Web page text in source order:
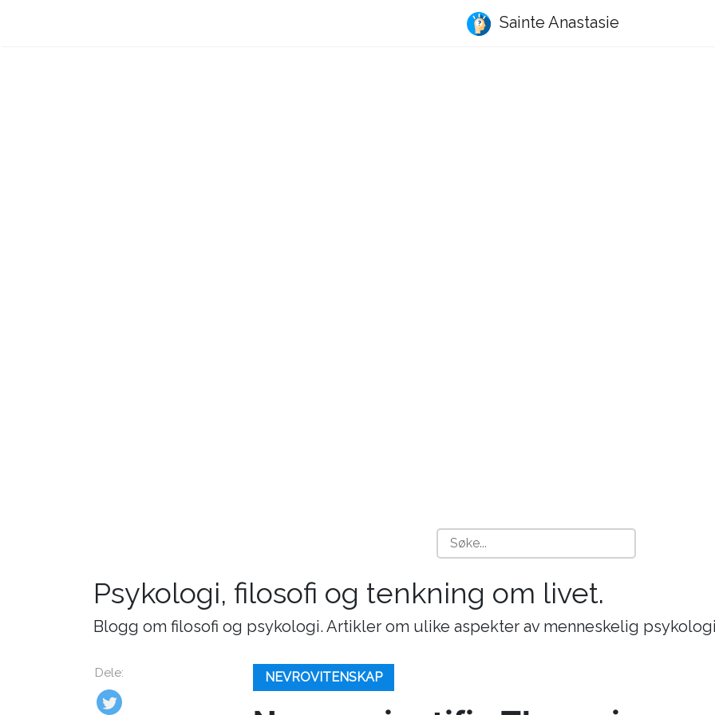
Sainte Anastasie
Psykologi, filosofi og tenkning om livet.
Blogg om filosofi og psykologi. Artikler om ulike aspekter av menneskelig
Dele: NEVROVITENSKAP